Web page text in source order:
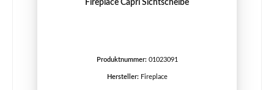
Fireplace Capri Sichtscheibe
Produktnummer: 01023091
Hersteller: Fireplace